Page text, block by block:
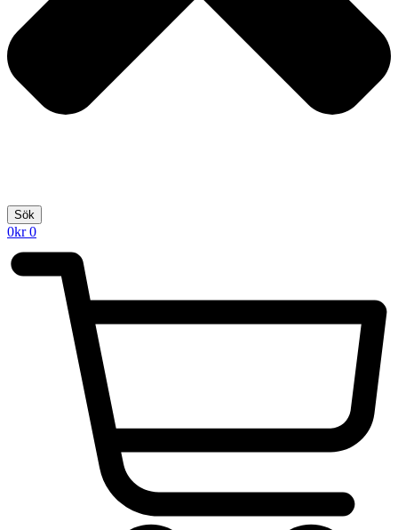
Sök
0kr 0